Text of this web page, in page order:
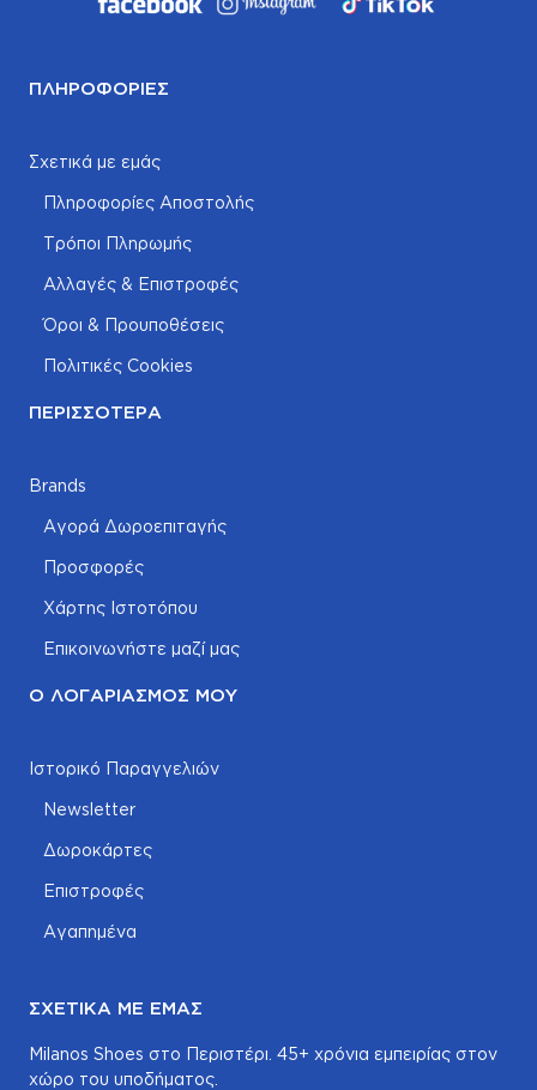
ΠΛΗΡΟΦΟΡΊΕΣ
Σχετικά με εμάς
Πληροφορίες Αποστολής
Τρόποι Πληρωμής
Αλλαγές & Επιστροφές
Όροι & Προυποθέσεις
Πολιτικές Cookies
ΠΕΡΙΣΣΌΤΕΡΑ
Brands
Αγορά Δωροεπιταγής
Προσφορές
Χάρτης Ιστοτόπου
Επικοινωνήστε μαζί μας
Ο ΛΟΓΑΡΙΑΣΜΌΣ ΜΟΥ
Ιστορικό Παραγγελιών
Newsletter
Δωροκάρτες
Επιστροφές
Αγαπημένα
ΣΧΕΤΙΚΆ ΜΕ ΕΜΆΣ
Milanos Shoes στο Περιστέρι. 45+ χρόνια εμπειρίας στον
χώρο του υποδήματος.